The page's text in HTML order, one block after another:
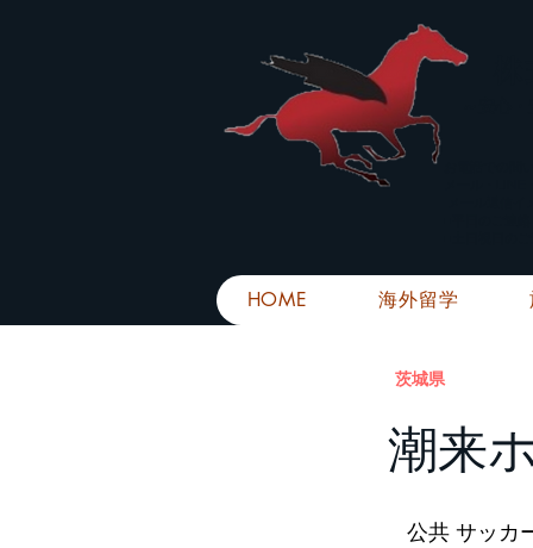
HOME 海外留学
茨城県
潮来
公共 サッカ